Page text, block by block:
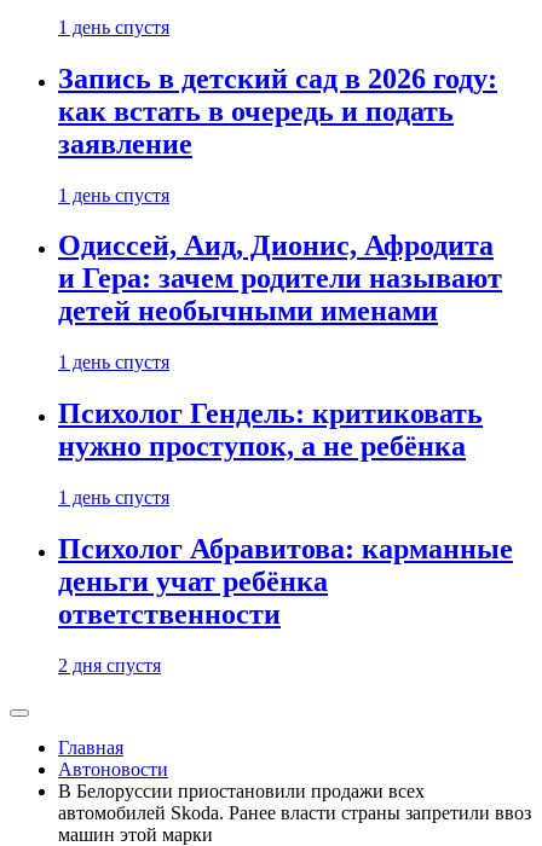
1 день спустя
Запись в детский сад в 2026 году:
как встать в очередь и подать
заявление
1 день спустя
Одиссей, Аид, Дионис, Афродита
и Гера: зачем родители называют
детей необычными именами
1 день спустя
Психолог Гендель: критиковать
нужно проступок, а не ребёнка
1 день спустя
Психолог Абравитова: карманные
деньги учат ребёнка
ответственности
2 дня спустя
Главная
Автоновости
В Белоруссии приостановили продажи всех
автомобилей Skoda. Ранее власти страны запретили ввоз
машин этой марки